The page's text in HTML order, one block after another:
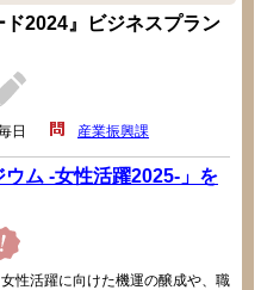
ド2024』ビジネスプラン
日 産業振興課
ウム -女性活躍2025-」を
性活躍に向けた機運の醸成や、職